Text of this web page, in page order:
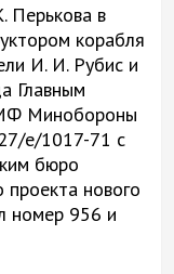
Перькова в
корабля
И. И. Рубис и
Главным
Минобороны
е/1017-71 с
бюро
нового
номер 956 и